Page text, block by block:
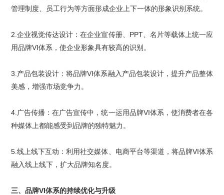
管理制度、员工行为等方面形成企业上下一体的形象识别系统。
2.企业视觉传达设计：在企业宣传册、 PPT、名片等载体上统一应
用品牌VI体系 ，使企业形象具有较高的识别。
3. 产品包装设计：将品牌VI体系融入 产品包装设计，提升产品整体
美感，增强市场竞争力。
4. 广告传播：在广告宣传中，统一运用品牌VI体系 ，使消费者在各
种媒体上都能感受到品牌的独特魅力。
5.线上线下互动：利用社交媒体、电商平台等渠道，将品牌VI体系
融入线上线下，扩大品牌知名度。
三、品牌VI体系的持续优化与升级